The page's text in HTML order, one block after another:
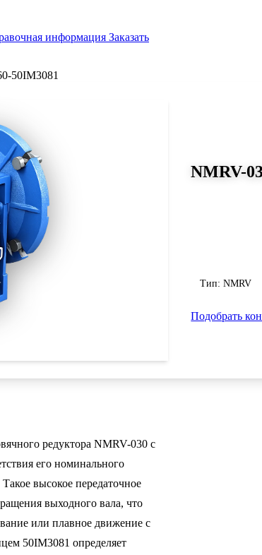
информация Заказать
50IM3081
NMRV-
Тип: NMRV
Подобрать
редуктора NMRV-030 с
его номинального
высокое передаточное
выходного вала, что
или плавное движение с
50IM3081 определяет